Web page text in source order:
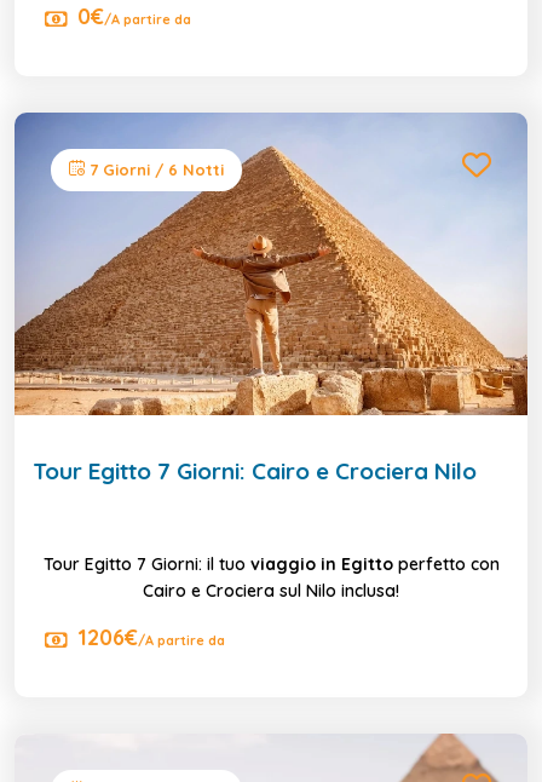
0€/A partire da
7 Giorni / 6 Notti
Tour Egitto 7 Giorni: Cairo e Crociera Nilo
Tour Egitto 7 Giorni: il tuo viaggio in Egittoperfetto con
Cairo e Crociera sul Nilo inclusa!
1206€/A partire da